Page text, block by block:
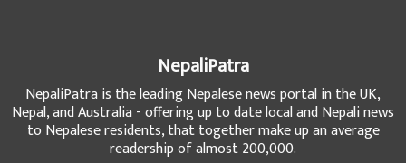
NepaliPatra
NepaliPatra is the leading Nepalese news portal in the UK,
Nepal, and Australia - offering up to date local and Nepali news
to Nepalese residents, that together make up an average
readership of almost 200,000.